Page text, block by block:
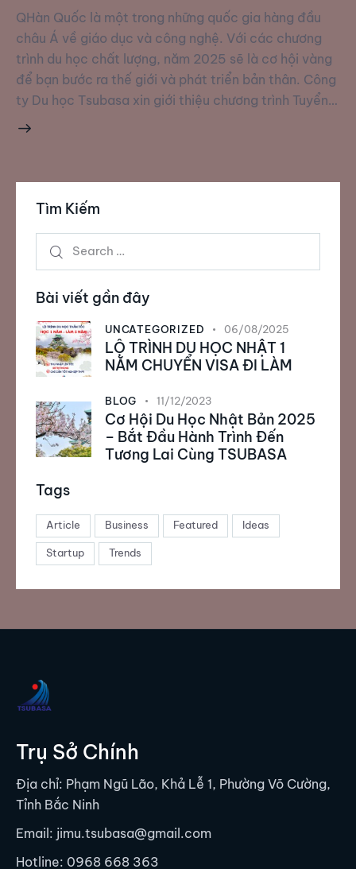
QHàn Quốc là một trong những quốc gia hàng đầu
châu Á về giáo dục và công nghệ. Với các chương
trình du học chất lượng, năm 2025 sẽ là cơ hội vàng
để bạn bước ra thế giới và phát triển bản thân. Công
ty Du học Tsubasa xin giới thiệu chương trình Tuyển…
Tìm Kiếm
Bài viết gần đây
UNCATEGORIZED 06/08/2025
LỘ TRÌNH DU HỌC NHẬT 1
NĂM CHUYỂN VISA ĐI LÀM
BLOG 11/12/2023
Cơ Hội Du Học Nhật Bản 2025
– Bắt Đầu Hành Trình Đến
Tương Lai Cùng TSUBASA
Tags
Article Business Featured Ideas
Startup Trends
Trụ Sở Chính
Địa chỉ: Phạm Ngũ Lão, Khả Lễ 1, Phường Võ Cường,
Tỉnh Bắc Ninh
Email: jimu.tsubasa@gmail.com
Hotline: 0968 668 363